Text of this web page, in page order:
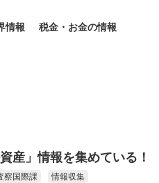
情報 税金・お金の情報
産」情報を集めている！
察国際課 情報収集